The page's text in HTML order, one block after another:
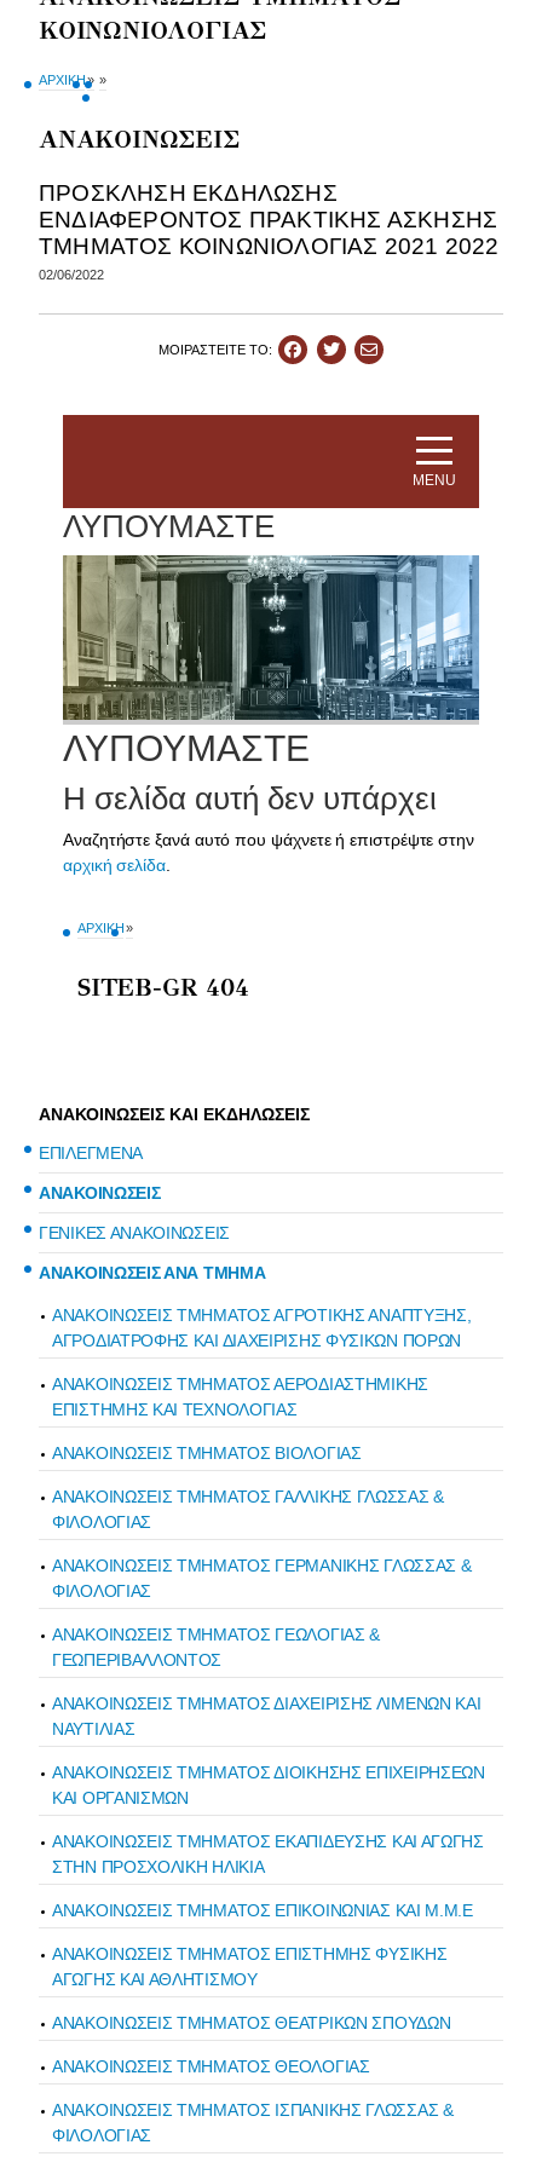
ΚΟΙΝΩΝΙΟΛΟΓΙΑΣ
ΑΡΧΙΚΗ» »
ΑΝΑΚΟΙΝΩΣΕΙΣ
ΠΡΟΣΚΛΗΣΗ ΕΚΔΗΛΩΣΗΣ
ΕΝΔΙΑΦΕΡΟΝΤΟΣ ΠΡΑΚΤΙΚΗΣ ΑΣΚΗΣΗΣ
ΤΜΗΜΑΤΟΣ ΚΟΙΝΩΝΙΟΛΟΓΙΑΣ 2021 2022
02/06/2022
ΜΟΙΡΑΣΤEIΤΕ ΤΟ:
ΑΝΑΚΟΙΝΩΣΕΙΣ ΚΑΙ ΕΚΔΗΛΩΣΕΙΣ
ΕΠΙΛΕΓΜΕΝΑ
ΑΝΑΚΟΙΝΩΣΕΙΣ
ΓΕΝΙΚΕΣ ΑΝΑΚΟΙΝΩΣΕΙΣ
ΑΝΑΚΟΙΝΩΣΕΙΣ ΑΝΑ ΤΜΗΜΑ
ΑΝΑΚΟΙΝΩΣΕΙΣ ΤΜΗΜΑΤΟΣ ΑΓΡΟΤΙΚΗΣ ΑΝΑΠΤΥΞΗΣ,
ΑΓΡΟΔΙΑΤΡΟΦΗΣ ΚΑΙ ΔΙΑΧΕΙΡΙΣΗΣ ΦΥΣΙΚΩΝ ΠΟΡΩΝ
ΑΝΑΚΟΙΝΩΣΕΙΣ ΤΜΗΜΑΤΟΣ ΑΕΡΟΔΙΑΣΤΗΜΙΚΗΣ
ΕΠΙΣΤΗΜΗΣ ΚΑΙ ΤΕΧΝΟΛΟΓΙΑΣ
ΑΝΑΚΟΙΝΩΣΕΙΣ ΤΜΗΜΑΤΟΣ ΒΙΟΛΟΓΙΑΣ
ΑΝΑΚΟΙΝΩΣΕΙΣ ΤΜΗΜΑΤΟΣ ΓΑΛΛΙΚΗΣ ΓΛΩΣΣΑΣ &
ΦΙΛΟΛΟΓΙΑΣ
ΑΝΑΚΟΙΝΩΣΕΙΣ ΤΜΗΜΑΤΟΣ ΓΕΡΜΑΝΙΚΗΣ ΓΛΩΣΣΑΣ &
ΦΙΛΟΛΟΓΙΑΣ
ΑΝΑΚΟΙΝΩΣΕΙΣ ΤΜΗΜΑΤΟΣ ΓΕΩΛΟΓΙΑΣ &
ΓΕΩΠΕΡΙΒΑΛΛΟΝΤΟΣ
ΑΝΑΚΟΙΝΩΣΕΙΣ ΤΜΗΜΑΤΟΣ ΔΙΑΧΕΙΡΙΣΗΣ ΛΙΜΕΝΩΝ ΚΑΙ
ΝΑΥΤΙΛΙΑΣ
ΑΝΑΚΟΙΝΩΣΕΙΣ ΤΜΗΜΑΤΟΣ ΔΙΟΙΚΗΣΗΣ ΕΠΙΧΕΙΡΗΣΕΩΝ
ΚΑΙ ΟΡΓΑΝΙΣΜΩΝ
ΑΝΑΚΟΙΝΩΣΕΙΣ ΤΜΗΜΑΤΟΣ ΕΚΑΠΙΔΕΥΣΗΣ ΚΑΙ ΑΓΩΓΗΣ
ΣΤΗΝ ΠΡΟΣΧΟΛΙΚΗ ΗΛΙΚΙΑ
ΑΝΑΚΟΙΝΩΣΕΙΣ ΤΜΗΜΑΤΟΣ ΕΠΙΚΟΙΝΩΝΙΑΣ ΚΑΙ Μ.Μ.Ε
ΑΝΑΚΟΙΝΩΣΕΙΣ ΤΜΗΜΑΤΟΣ ΕΠΙΣΤΗΜΗΣ ΦΥΣΙΚΗΣ
ΑΓΩΓΗΣ ΚΑΙ ΑΘΛΗΤΙΣΜΟΥ
ΑΝΑΚΟΙΝΩΣΕΙΣ ΤΜΗΜΑΤΟΣ ΘΕΑΤΡΙΚΩΝ ΣΠΟΥΔΩΝ
ΑΝΑΚΟΙΝΩΣΕΙΣ ΤΜΗΜΑΤΟΣ ΘΕΟΛΟΓΙΑΣ
ΑΝΑΚΟΙΝΩΣΕΙΣ ΤΜΗΜΑΤΟΣ ΙΣΠΑΝΙΚΗΣ ΓΛΩΣΣΑΣ &
ΦΙΛΟΛΟΓΙΑΣ